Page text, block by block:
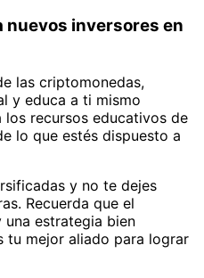
nuevos inversores en
las criptomonedas,
y educa a ti mismo
recursos educativos de
lo que estés dispuesto a
y no te dejes
Recuerda que el
estrategia bien
tu mejor aliado para lograr